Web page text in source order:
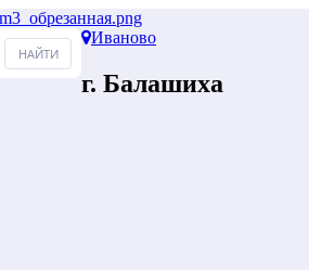
Иваново
г. Балашиха